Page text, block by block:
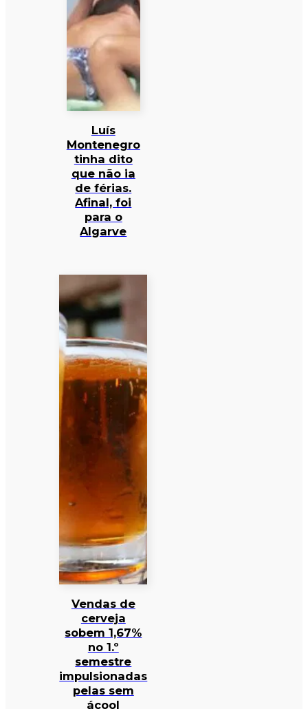
Luís
Montenegro
tinha dito
que não ia
de férias.
Afinal, foi
para o
Algarve
Vendas de
cerveja
sobem 1,67%
no 1.º
semestre
impulsionadas
pelas sem
ácool